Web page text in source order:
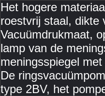
Het hogere
roestvrij staal, dikte
Vacuümdrukmaat,
lamp van de
meningsspiegel
De
type 2BV, het